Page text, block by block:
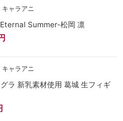
キャラアニ
Summer-松岡 凛
キャラアニ
ラ 新乳素材使用 葛城 生フィギ